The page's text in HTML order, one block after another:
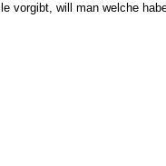
vorgibt, will man welche